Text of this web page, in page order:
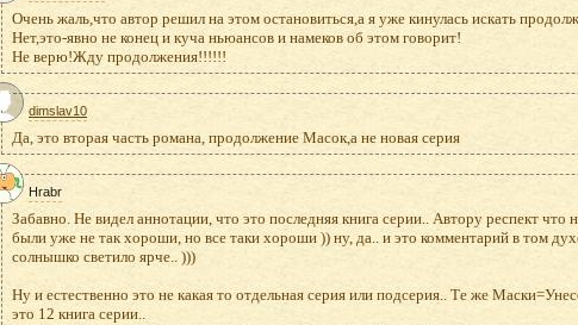
Очень жаль,что автор решил на этом остановиться,а я уже кинулась искать
Нет,это-явно не конец и куча ньюансов и намеков об этом говорит!
Не верю!Жду продолжения!!!!!!
dimslav10
Да, это вторая часть романа, продолжение Масок,а не новая серия
Hrabr
Забавно. Не видел аннотации, что это последняя книга серии.. Автору респект что
были уже не так хороши, но все таки хороши )) ну, да.. и это комментарий в том
солнышко светило ярче.. )))
Ну и естественно это не какая то отдельная серия или подсерия.. Те же
это 12 книга серии..